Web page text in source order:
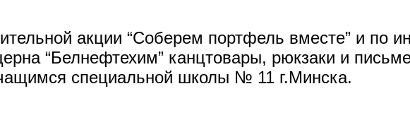
акции “Соберем портфель вместе” и по
“Белнефтехим” канцтовары, рюкзаки и
специальной школы № 11 г.Минска.